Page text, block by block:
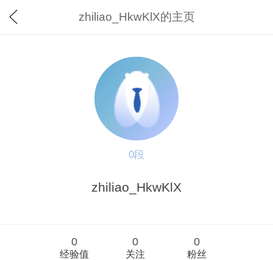
zhiliao_HkwKlX的主页
0段
zhiliao_HkwKlX
0
经验值
0
关注
0
粉丝